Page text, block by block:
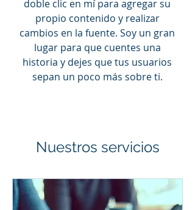
doble clic en mí para agregar su
propio contenido y realizar
cambios en la fuente. Soy un gran
lugar para que cuentes una
historia y dejes que tus usuarios
sepan un poco más sobre ti.
Nuestros servicios